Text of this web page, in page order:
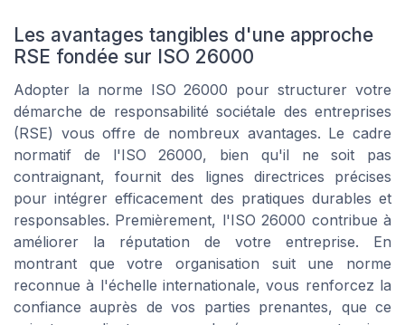
Les avantages tangibles d'une approche
RSE fondée sur ISO 26000
Adopter la norme ISO 26000 pour structurer votre
démarche de responsabilité sociétale des entreprises
(RSE) vous offre de nombreux avantages. Le cadre
normatif de l'ISO 26000, bien qu'il ne soit pas
contraignant, fournit des lignes directrices précises
pour intégrer efficacement des pratiques durables et
responsables. Premièrement, l'ISO 26000 contribue à
améliorer la réputation de votre entreprise. En
montrant que votre organisation suit une norme
reconnue à l'échelle internationale, vous renforcez la
confiance auprès de vos parties prenantes, que ce